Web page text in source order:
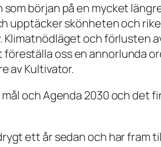
början på en mycket
upptäcker skönheten och
och förlusten
oss en annorlunda
av Kultivator.
och Agenda 2030 och
ett år sedan och har fram